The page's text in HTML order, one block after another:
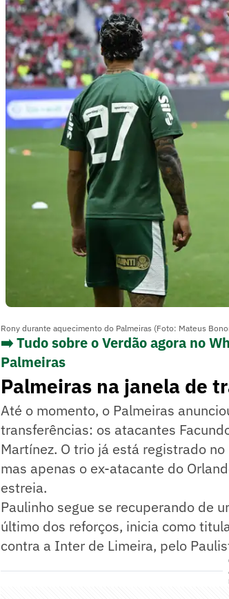
Rony durante aquecimento do Palmeiras (Foto: Mateus
➡️ Tudo sobre o Verdão agora no
Palmeiras
Palmeiras na janela de
Até o momento, o Palmeiras
transferências: os atacantes
Martínez. O trio já está registrado
mas apenas o ex-atacante do
estreia.
Paulinho segue se recuperando de
último dos reforços, inicia como
contra a Inter de Limeira, pelo